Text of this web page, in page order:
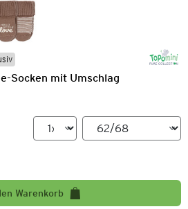
Socken mit Umschlag
Warenkorb